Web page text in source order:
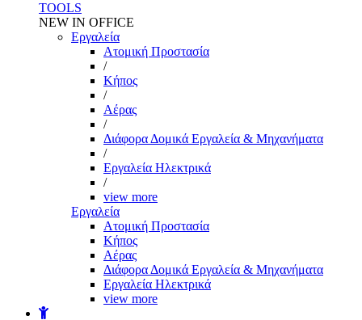
TOOLS
NEW IN OFFICE
Εργαλεία
Aτομική Προστασία
/
Kήπος
/
Αέρας
/
Διάφορα Δομικά Εργαλεία & Μηχανήματα
/
Εργαλεία Ηλεκτρικά
/
view more
Εργαλεία
Aτομική Προστασία
Kήπος
Αέρας
Διάφορα Δομικά Εργαλεία & Μηχανήματα
Εργαλεία Ηλεκτρικά
view more